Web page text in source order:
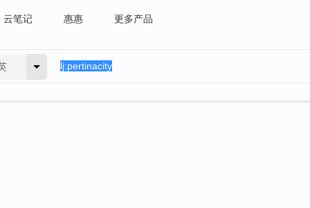
云笔记 惠惠 更多产品